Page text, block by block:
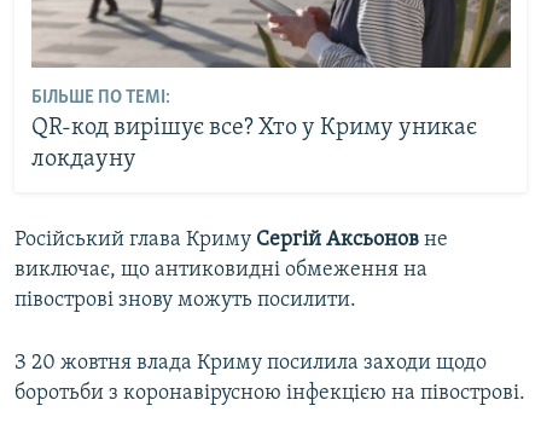
БІЛЬШЕ ПО ТЕМІ:
QR-код вирішує все? Хто у Криму уникає
локдауну
Російський глава Криму Сергій Аксьонов не
виключає, що антиковидні обмеження на
півострові знову можуть посилити.
З 20 жовтня влада Криму посилила заходи щодо
боротьби з коронавірусною інфекцією на півострові.